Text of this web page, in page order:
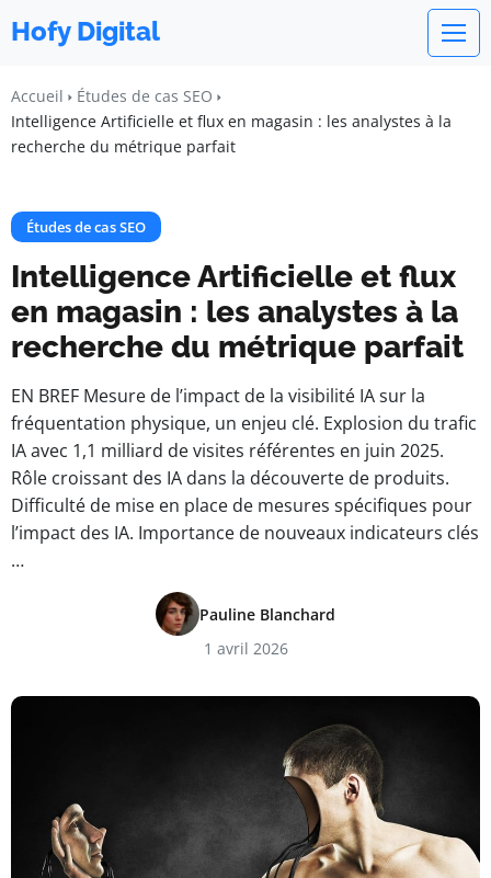
Hofy Digital
Accueil
Études de cas SEO
Intelligence Artificielle et flux en magasin : les analystes à la
recherche du métrique parfait
Études de cas SEO
Intelligence Artificielle et flux
en magasin : les analystes à la
recherche du métrique parfait
EN BREF Mesure de l’impact de la visibilité IA sur la
fréquentation physique, un enjeu clé. Explosion du trafic
IA avec 1,1 milliard de visites référentes en juin 2025.
Rôle croissant des IA dans la découverte de produits.
Difficulté de mise en place de mesures spécifiques pour
l’impact des IA. Importance de nouveaux indicateurs clés
…
Pauline Blanchard
1 avril 2026